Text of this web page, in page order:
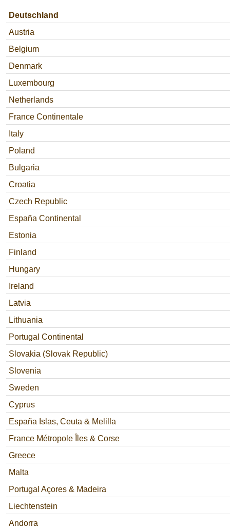
Deutschland
Austria
Belgium
Denmark
Luxembourg
Netherlands
France Continentale
Italy
Poland
Bulgaria
Croatia
Czech Republic
España Continental
Estonia
Finland
Hungary
Ireland
Latvia
Lithuania
Portugal Continental
Slovakia (Slovak Republic)
Slovenia
Sweden
Cyprus
España Islas, Ceuta & Melilla
France Métropole Îles & Corse
Greece
Malta
Portugal Açores & Madeira
Liechtenstein
Andorra